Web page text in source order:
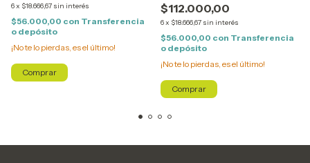
6x $18.666,67 sin interés
$56.000,00 con Transferencia
o depósito
¡No te lo pierdas, es el último!
Comprar
$112.000,00
6x $18.666,67 sin interés
$56.000,00 con Transferencia
o depósito
¡No te lo pierdas, es el último!
Comprar